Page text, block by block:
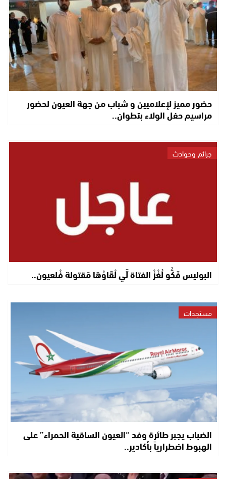
حضور مميز لإعلاميين و شباب من جهة العيون لحضور
مراسيم حفل الولاء بتطوان..
جرائم وحوادث
البوليس فَكُّو لُغْزْ الفتاة لِّي لْقَاوْهَا مَقتولة فْلعيون..
مستجدات
الضباب يجبر طائرة وفد “العيون الساقية الحمراء” على
الهبوط اضطرارياً بأكادير..